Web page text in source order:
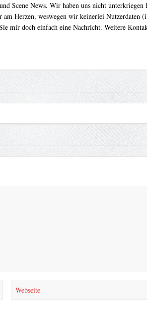
Scene News. Wir haben uns nicht unterkriegen
Herzen, weswegen wir keinerlei Nutzerdaten
mir doch einfach eine Nachricht. Weitere